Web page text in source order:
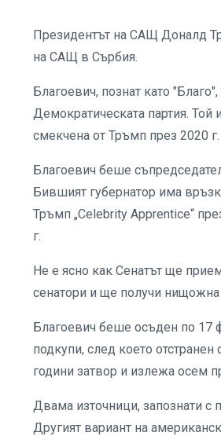
Президентът на САЩ Доналд
на САЩ в Сърбия.
Благоевич, познат като
Демократическата партия.
смекчена от Тръмп през 2020 г.
Благоевич беше
Бившият губернатор има
Тръмп „Celebrity Apprentice“
г.
Не е ясно как Сенатът ще
сенатори и ще получи
Благоевич беше осъден по 17
подкупи, след което
години затвор и излежа осем
Двама източници, запознати с
Другият вариант на